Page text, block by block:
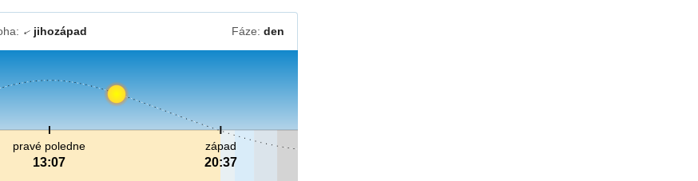
↓jihozápad Fáze: den
pravé poledne
13:07
západ
20:37